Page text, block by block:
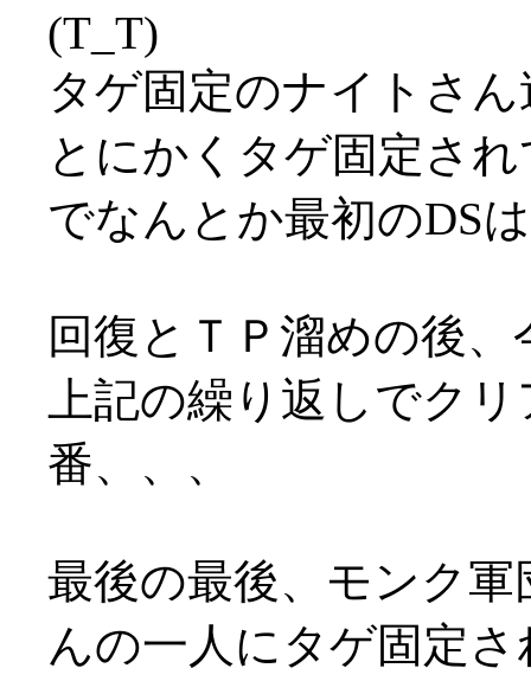
(T_T)
タゲ固定のナイトさ
とにかくタゲ固定さ
でなんとか最初のDS
回復とＴＰ溜めの後
上記の繰り返しでク
番、、、
最後の最後、モンク
んの一人にタゲ固定